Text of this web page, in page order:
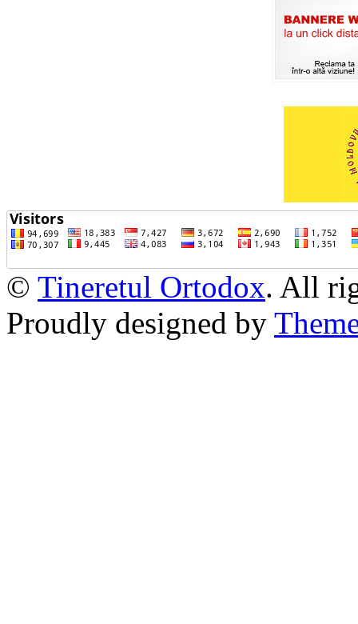
© Tineretul Ortodox. All
Proudly designed by